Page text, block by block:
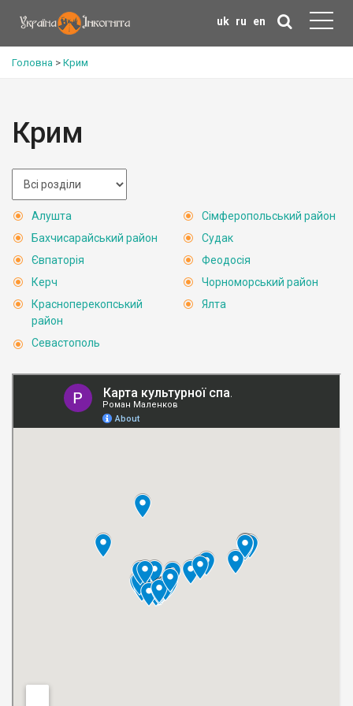
uk ru en
Головна > Крим
Крим
Алушта
Бахчисарайський район
Євпаторія
Керч
Красноперекопський
район
Севастополь
Сімферопольський район
Судак
Феодосія
Чорноморський район
Ялта